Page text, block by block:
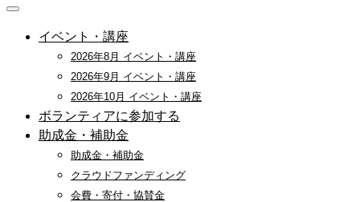
イベント・講座
2026年8月 イベント・講座
2026年9月 イベント・講座
2026年10月 イベント・講座
ボランティアに参加する
助成金・補助金
助成金・補助金
クラウドファンディング
会費・寄付・協賛金